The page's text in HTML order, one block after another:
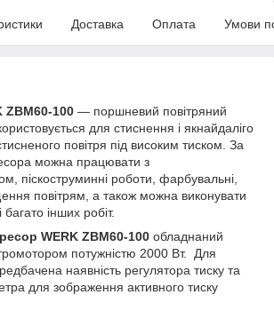
Доставка Оплата Умови
ZBM60-100 — поршневий повітряний
для стиснення і якнайдаліго
повітря під високим тиском. За
можна працювати з
піскоструминні роботи, фарбувальні,
повітрям, а також можна виконувати
інших робіт.
WERK ZBM60-100 обладнаний
потужністю 2000 Вт. Для
наявність регулятора тиску та
для зображення активного тиску